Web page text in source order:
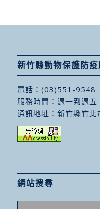
新竹縣動物保護防
電話： (03)551-9548
服務時間：週一到週
通訊地址： 新竹縣竹
網站搜尋